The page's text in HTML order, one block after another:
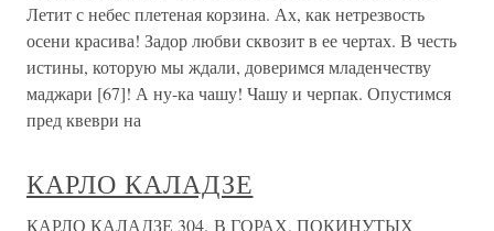
Летит с небес плетеная корзина. Ах, как нетрезвость
осени красива! Задор любви сквозит в ее чертах. В честь
истины, которую мы ждали, доверимся младенчеству
маджари [67]! А ну-ка чашу! Чашу и черпак. Опустимся
пред квеври на
КАРЛО КАЛАДЗЕ
КАРЛО КАЛАДЗЕ 304. В ГОРАХ, ПОКИНУТЫХ